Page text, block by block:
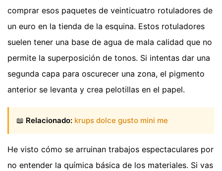
comprar esos paquetes de veinticuatro rotuladores de
un euro en la tienda de la esquina. Estos rotuladores
suelen tener una base de agua de mala calidad que no
permite la superposición de tonos. Si intentas dar una
segunda capa para oscurecer una zona, el pigmento
anterior se levanta y crea pelotillas en el papel.
📖 Relacionado: krups dolce gusto mini me
He visto cómo se arruinan trabajos espectaculares por
no entender la química básica de los materiales. Si vas